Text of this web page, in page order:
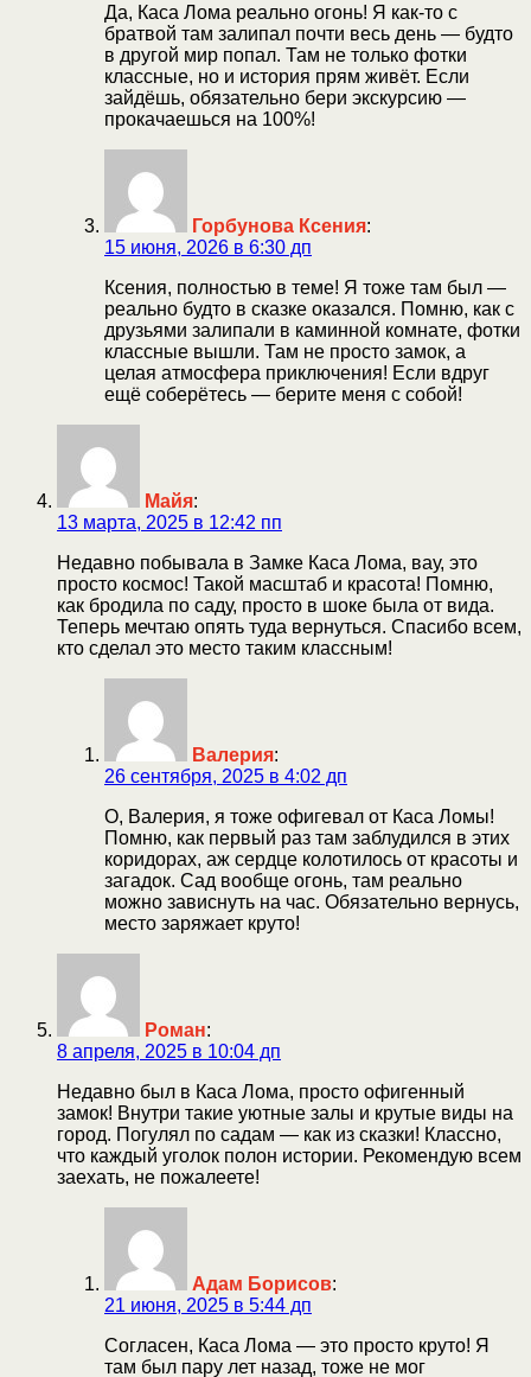
Да, Каса Лома реально огонь! Я как-то с
братвой там залипал почти весь день — будто
в другой мир попал. Там не только фотки
классные, но и история прям живёт. Если
зайдёшь, обязательно бери экскурсию —
прокачаешься на 100%!
Горбунова Ксения:
15 июня, 2026 в 6:30 дп
Ксения, полностью в теме! Я тоже там был —
реально будто в сказке оказался. Помню, как с
друзьями залипали в каминной комнате, фотки
классные вышли. Там не просто замок, а
целая атмосфера приключения! Если вдруг
ещё соберётесь — берите меня с собой!
Майя:
13 марта, 2025 в 12:42 пп
Недавно побывала в Замке Каса Лома, вау, это
просто космос! Такой масштаб и красота! Помню,
как бродила по саду, просто в шоке была от вида.
Теперь мечтаю опять туда вернуться. Спасибо всем,
кто сделал это место таким классным!
Валерия:
26 сентября, 2025 в 4:02 дп
О, Валерия, я тоже офигевал от Каса Ломы!
Помню, как первый раз там заблудился в этих
коридорах, аж сердце колотилось от красоты и
загадок. Сад вообще огонь, там реально
можно зависнуть на час. Обязательно вернусь,
место заряжает круто!
Роман:
8 апреля, 2025 в 10:04 дп
Недавно был в Каса Лома, просто офигенный
замок! Внутри такие уютные залы и крутые виды на
город. Погулял по садам — как из сказки! Классно,
что каждый уголок полон истории. Рекомендую всем
заехать, не пожалеете!
Адам Борисов:
21 июня, 2025 в 5:44 дп
Согласен, Каса Лома — это просто круто! Я
там был пару лет назад, тоже не мог